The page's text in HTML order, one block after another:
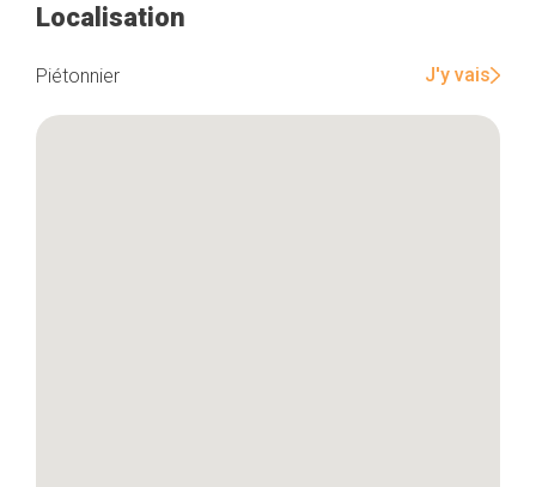
Localisation
Piétonnier J'y vais